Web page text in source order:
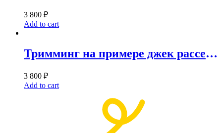
3 800 ₽
Add to cart
Тримминг на примере джек рассел терьера
3 800 ₽
Add to cart